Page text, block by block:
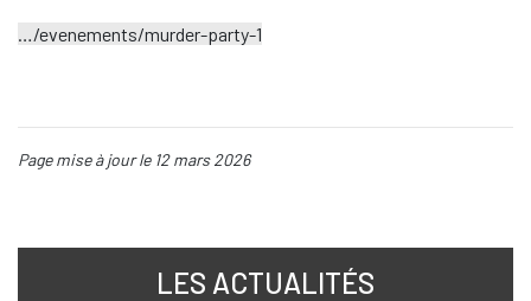
…/evenements/murder-party-1
Page mise à jour le 12 mars 2026
LES ACTUALITÉS